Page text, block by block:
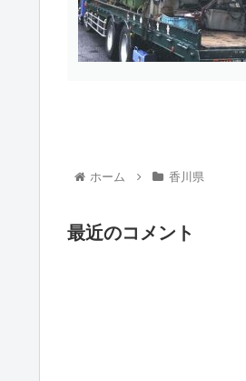
ホーム 香川県
最近のコメント